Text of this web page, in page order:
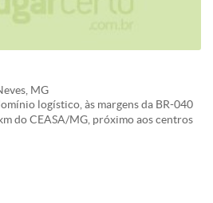
MG
logístico, às margens da BR-040
do CEASA/MG, próximo aos centros
de escritório - 04 docas (duas
polido. - Escritório com piso em
banheiros, - Copa//cozinha. - Pátio